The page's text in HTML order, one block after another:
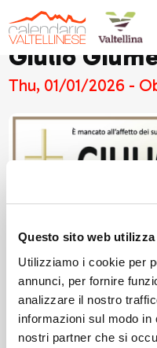
Questo sito web
Utilizziamo i cookie per
annunci, per fornire
analizzare il nostro
informazioni sul modo
nostri partner che si
Giulio
Thu, 01/01/2026 -